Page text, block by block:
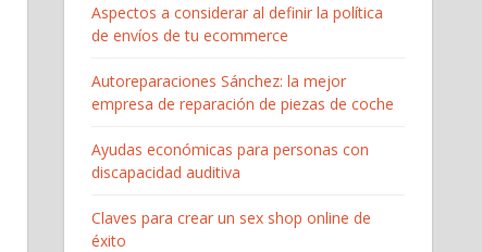
Aspectos a considerar al definir la política
de envíos de tu ecommerce
Autoreparaciones Sánchez: la mejor
empresa de reparación de piezas de coche
Ayudas económicas para personas con
discapacidad auditiva
Claves para crear un sex shop online de
éxito